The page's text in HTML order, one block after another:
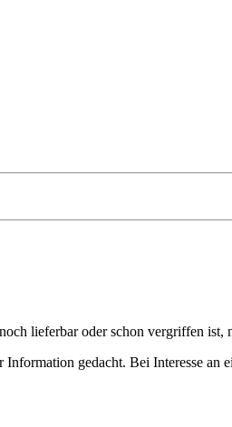
lieferbar oder schon vergriffen ist,
gedacht. Bei Interesse an